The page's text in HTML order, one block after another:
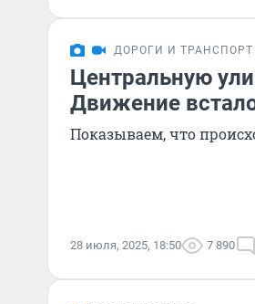
ДОРОГИ И ТРАНСПОРТ
Центральную
Движение
Показываем, что
28 июля, 2025, 18:50 7 890